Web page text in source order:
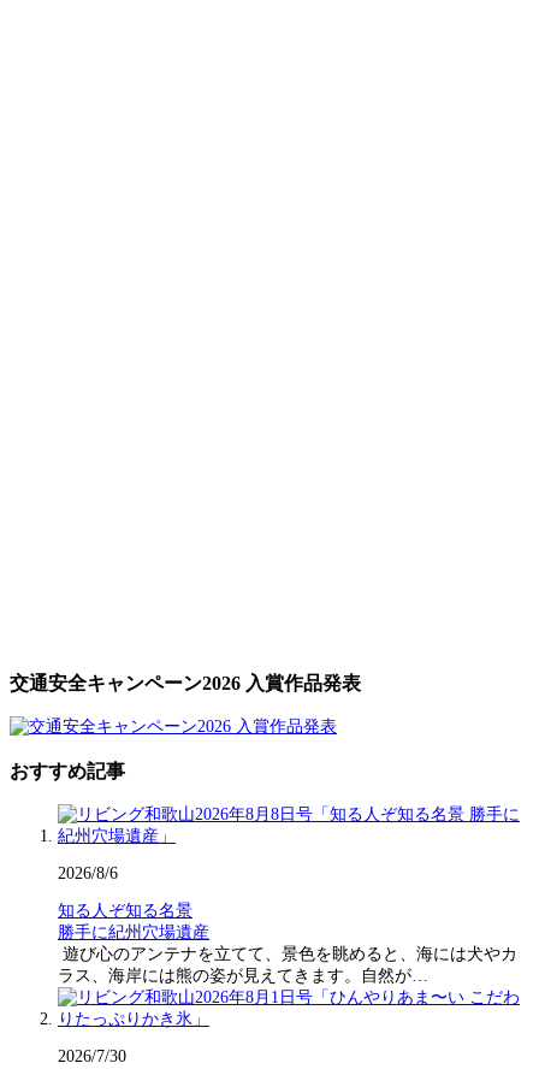
交通安全キャンペーン2026 入賞作品発表
おすすめ記事
2026/8/6
知る人ぞ知る名景
勝手に紀州穴場遺産
遊び心のアンテナを立てて、景色を眺めると、海には犬やカ
ラス、海岸には熊の姿が見えてきます。自然が…
2026/7/30